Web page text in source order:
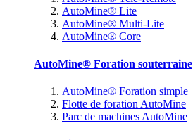
AutoMine® Lite
AutoMine® Multi-Lite
AutoMine® Core
AutoMine® Foration souterraine
AutoMine® Foration simple
Flotte de foration AutoMine
Parc de machines AutoMine